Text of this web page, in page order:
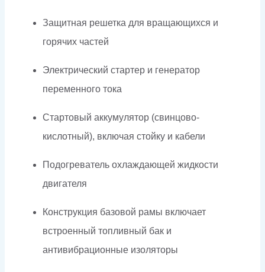
Защитная решетка для вращающихся и
горячих частей
Электрический стартер и генератор
переменного тока
Стартовый аккумулятор (свинцово-
кислотный), включая стойку и кабели
Подогреватель охлаждающей жидкости
двигателя
Конструкция базовой рамы включает
встроенный топливный бак и
антивибрационные изоляторы